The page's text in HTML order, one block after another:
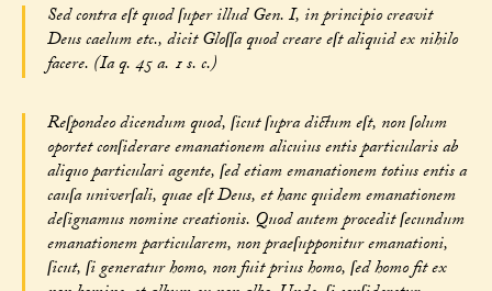
Sed contra eſt quod ſuper illud Gen. I, in principio creavit
Deus caelum etc., dicit Gloſſa quod creare eſt aliquid ex nihilo
facere. (Ia q. 45 a. 1 s. c.)
Reſpondeo dicendum quod, ſicut ſupra dictum eſt, non ſolum
oportet conſiderare emanationem alicuius entis particularis ab
aliquo particulari agente, ſed etiam emanationem totius entis a
cauſa univerſali, quae eſt Deus, et hanc quidem emanationem
deſignamus nomine creationis. Quod autem procedit ſecundum
emanationem particularem, non praeſupponitur emanationi,
ſicut, ſi generatur homo, non fuit prius homo, ſed homo fit ex